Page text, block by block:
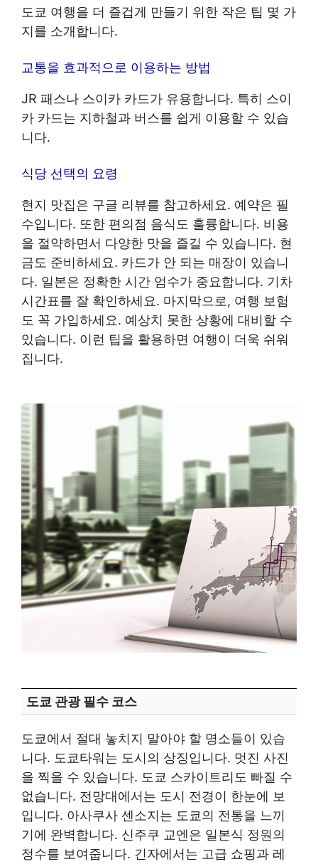
도쿄 여행을 더 즐겁게 만들기 위한 작은 팁 몇 가
지를 소개합니다.
교통을 효과적으로 이용하는 방법
JR 패스나 스이카 카드가 유용합니다. 특히 스이
카 카드는 지하철과 버스를 쉽게 이용할 수 있습
니다.
식당 선택의 요령
현지 맛집은 구글 리뷰를 참고하세요. 예약은 필
수입니다. 또한 편의점 음식도 훌륭합니다. 비용
을 절약하면서 다양한 맛을 즐길 수 있습니다. 현
금도 준비하세요. 카드가 안 되는 매장이 있습니
다. 일본은 정확한 시간 엄수가 중요합니다. 기차
시간표를 잘 확인하세요. 마지막으로, 여행 보험
도 꼭 가입하세요. 예상치 못한 상황에 대비할 수
있습니다. 이런 팁을 활용하면 여행이 더욱 쉬워
집니다.
도쿄 관광 필수 코스
도쿄에서 절대 놓치지 말아야 할 명소들이 있습
니다. 도쿄타워는 도시의 상징입니다. 멋진 사진
을 찍을 수 있습니다. 도쿄 스카이트리도 빠질 수
없습니다. 전망대에서는 도시 전경이 한눈에 보
입니다. 아사쿠사 센소지는 도쿄의 전통을 느끼
기에 완벽합니다. 신주쿠 교엔은 일본식 정원의
정수를 보여줍니다. 긴자에서는 고급 쇼핑과 레